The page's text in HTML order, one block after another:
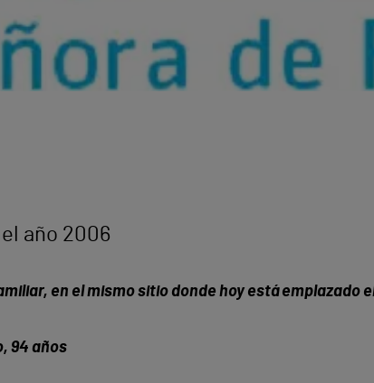
año 2006
en el mismo sitio donde hoy está emplazado
94 años